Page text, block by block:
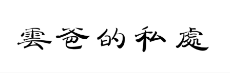
primary
navigation
content
primary
sidebar